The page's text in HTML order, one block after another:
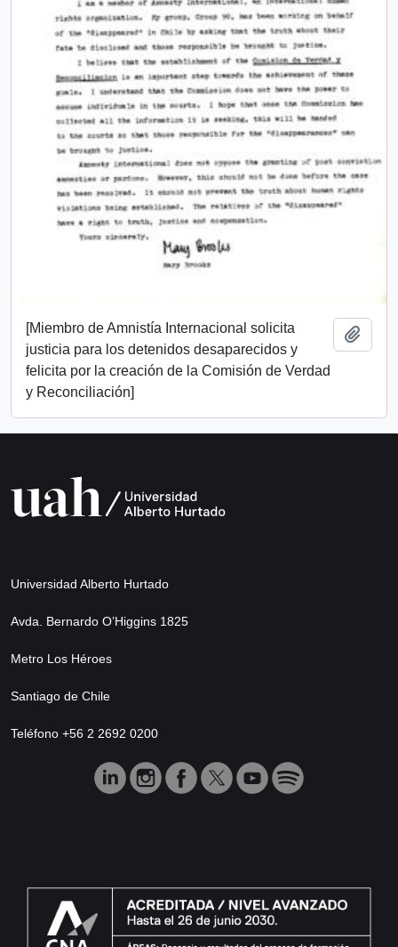
[Miembro de Amnistía Internacional solicita
justicia para los detenidos desaparecidos y
felicita por la creación de la Comisión de Verdad
y Reconciliación]
Universidad Alberto Hurtado
Avda. Bernardo O’Higgins 1825
Metro Los Héroes
Santiago de Chile
Teléfono +56 2 2692 0200